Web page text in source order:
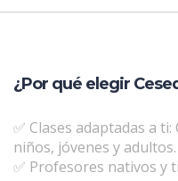
¿Por qué elegir
✅ Clases adaptadas a
niños, jóvenes y adultos.
✅ Profesores nativos y